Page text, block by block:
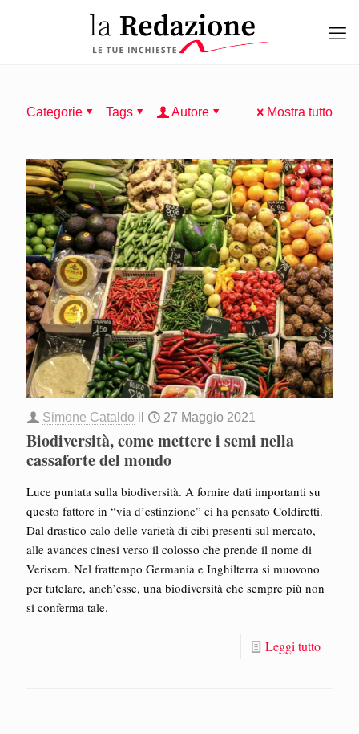
Categorie Tags Autore Mostra tutto
Simone Cataldo il 27 Maggio 2021
Biodiversità, come mettere i semi nella
cassaforte del mondo
Luce puntata sulla biodiversità. A fornire dati importanti su
questo fattore in “via d’estinzione” ci ha pensato Coldiretti.
Dal drastico calo delle varietà di cibi presenti sul mercato,
alle avances cinesi verso il colosso che prende il nome di
Verisem. Nel frattempo Germania e Inghilterra si muovono
per tutelare, anch’esse, una biodiversità che sempre più non
si conferma tale.
Leggi tutto